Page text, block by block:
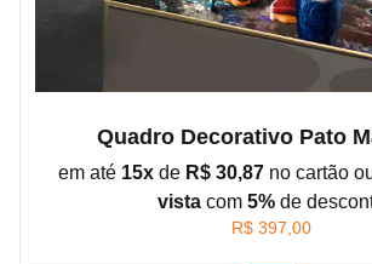
Quadro Decorativo Pato
em até 15xde R$ 30,87no cartão
vista com 5% de
R$ 397,00